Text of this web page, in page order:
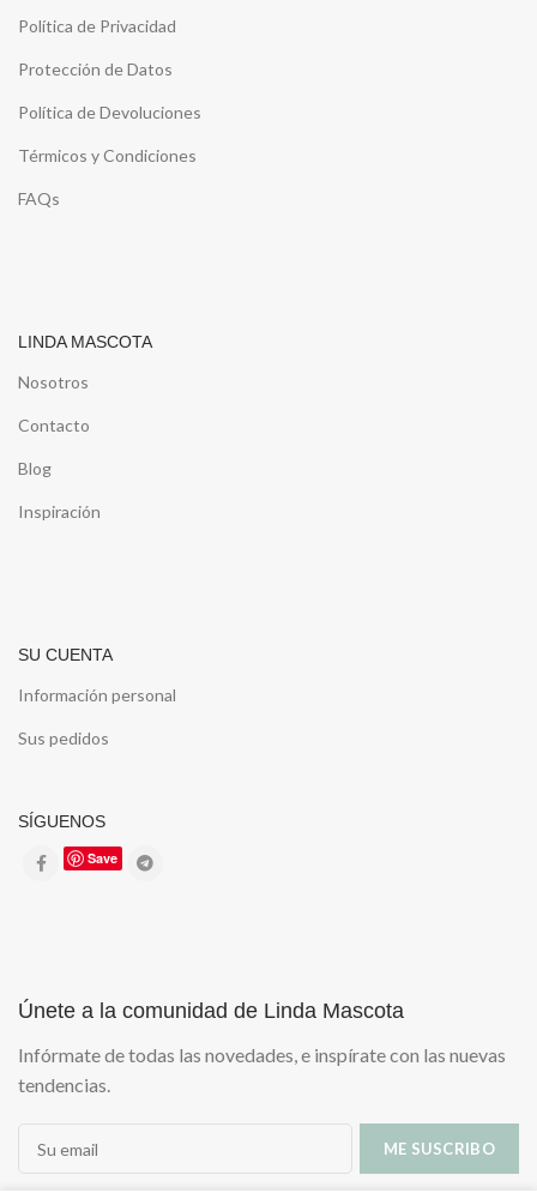
Política de Privacidad
Protección de Datos
Política de Devoluciones
Térmicos y Condiciones
FAQs
LINDA MASCOTA
Nosotros
Contacto
Blog
Inspiración
SU CUENTA
Información personal
Sus pedidos
SÍGUENOS
Save
Únete a la comunidad de Linda Mascota
Infórmate de todas las novedades, e inspírate con las nuevas
tendencias.